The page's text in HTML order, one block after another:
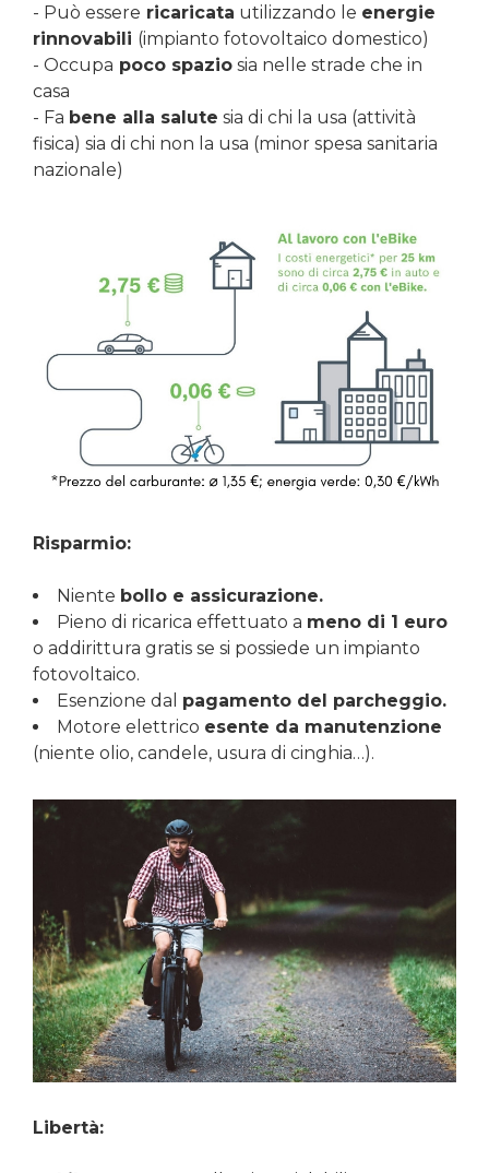
- Può essere ricaricata utilizzando le energie
rinnovabili (impianto fotovoltaico domestico)
- Occupa poco spazio sia nelle strade che in
casa
- Fa bene alla salute sia di chi la usa (attività
fisica) sia di chi non la usa (minor spesa sanitaria
nazionale)
Risparmio:
Niente bollo e assicurazione.
Pieno di ricarica effettuato a meno di 1 euro
o addirittura gratis se si possiede un impianto
fotovoltaico.
Esenzione dal pagamento del parcheggio.
Motore elettrico esente da manutenzione
(niente olio, candele, usura di cinghia…).
Libertà: